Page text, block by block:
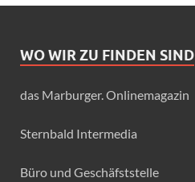
WO WIR ZU FINDEN SIND
das Marburger. Onlinemagazin
Sternbald Intermedia
Büro und Geschäfststelle